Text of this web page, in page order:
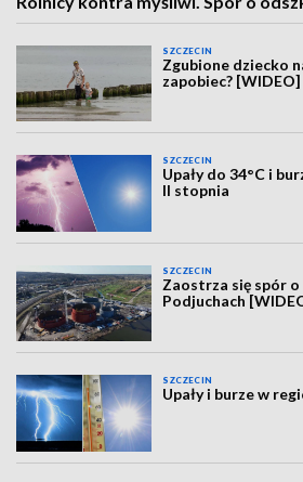
SZCZECIN
Zgubione dziecko
zapobiec? [WIDEO]
SZCZECIN
Upały do 34°C i
II stopnia
SZCZECIN
Zaostrza się spór o
Podjuchach
SZCZECIN
Upały i burze w